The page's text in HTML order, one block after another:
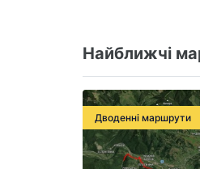
Найближчі
Дводенні маршрути